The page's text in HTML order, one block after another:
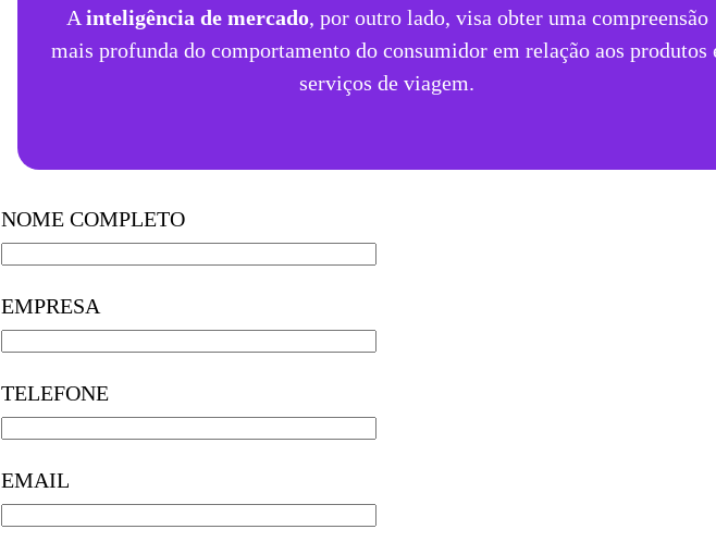
A inteligência de mercado, por outro lado, visa obter uma compreensão
mais profunda do comportamento do consumidor em relação aos produtos
serviços de viagem.
NOME COMPLETO
EMPRESA
TELEFONE
EMAIL